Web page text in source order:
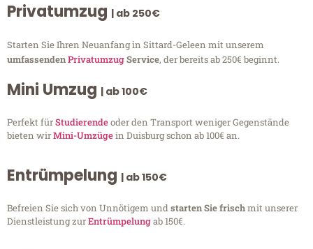
Privatumzug | ab 250€
Starten Sie Ihren Neuanfang in Sittard-Geleen mit unserem
umfassendenPrivatumzugService, der bereits ab 250€ beginnt.
Mini Umzug | ab 100€
Perfekt fürStudierendeoder den Transport weniger Gegenstände
bieten wirMini-Umzügein Duisburg schon ab 100€ an.
Entrümpelung | ab 150€
Befreien Sie sich von Unnötigem undstarten Sie frischmit unserer
Dienstleistung zurEntrümpelungab 150€.